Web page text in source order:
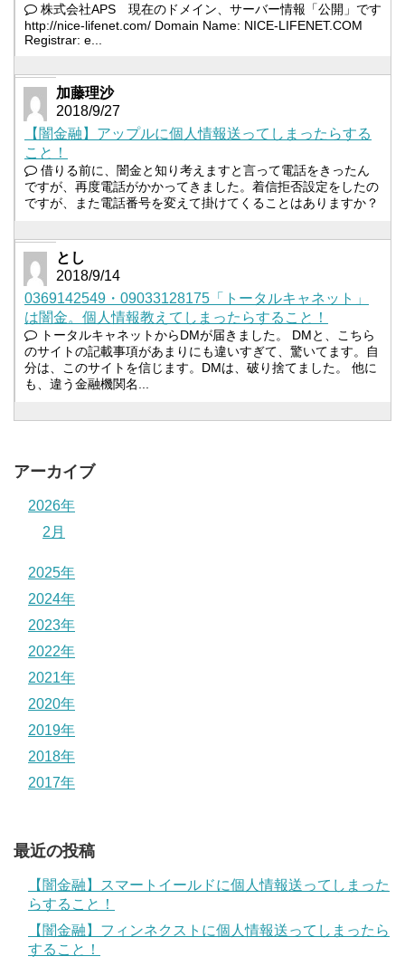
株式会社APS 現在のドメイン、サーバー情報「公開」です
http://nice-lifenet.com/ Domain Name: NICE-LIFENET.COM
Registrar: e...
加藤理沙
2018/9/27
【闇金融】アップルに個人情報送ってしまったらする
こと！
借りる前に、闇金と知り考えますと言って電話をきったん
ですが、再度電話がかかってきました。着信拒否設定をしたの
ですが、また電話番号を変えて掛けてくることはありますか？
とし
2018/9/14
0369142549・09033128175「トータルキャネット」
は闇金。個人情報教えてしまったらすること！
トータルキャネットからDMが届きました。 DMと、こちら
のサイトの記載事項があまりにも違いすぎて、驚いてます。自
分は、このサイトを信じます。DMは、破り捨てました。 他に
も、違う金融機関名...
アーカイブ
2026年
2月
2025年
2024年
2023年
2022年
2021年
2020年
2019年
2018年
2017年
最近の投稿
【闇金融】スマートイールドに個人情報送ってしまった
らすること！
【闇金融】フィンネクストに個人情報送ってしまったら
すること！